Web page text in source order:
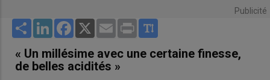
Publicité
Share LinkedInFacebook
X Email Print
« Un millésime avec une certaine finesse,
de belles acidités »